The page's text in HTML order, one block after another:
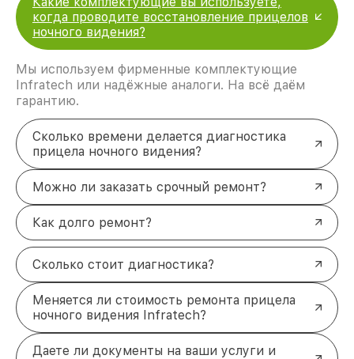
когда проводите восстановление прицелов
ночного видения?
Мы используем фирменные комплектующие
Infratech или надёжные аналоги. На всё даём
гарантию.
Сколько времени делается диагностика
прицела ночного видения?
Можно ли заказать срочный ремонт?
Как долго ремонт?
Сколько стоит диагностика?
Меняется ли стоимость ремонта прицела
ночного видения Infratech?
Даете ли документы на ваши услуги и